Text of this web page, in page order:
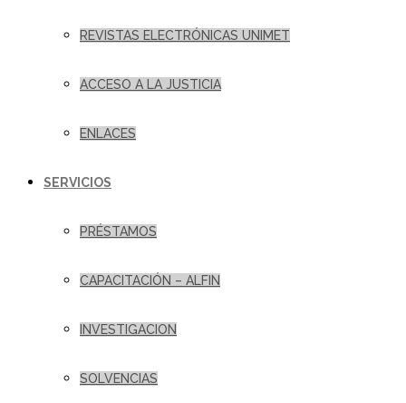
REVISTAS ELECTRÓNICAS UNIMET
ACCESO A LA JUSTICIA
ENLACES
SERVICIOS
PRÉSTAMOS
CAPACITACIÓN – ALFIN
INVESTIGACION
SOLVENCIAS